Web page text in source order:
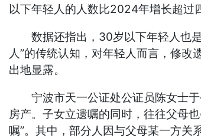
以下年轻人的人数比2024年增长超过
数据还指出，30岁以下年轻人也是
人”的传统认知，对年轻人而言，修
出地显露。
宁波市天一公证处公证员陈女士于
房产。子女立遗嘱的同时，往往父母
嘱”。其中，部分人因与父母某一方关